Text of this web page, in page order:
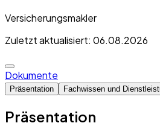
Versicherungsmakler
Zuletzt aktualisiert: 06.08.2026
Dokumente
Präsentation Fachwissen und
Präsentation